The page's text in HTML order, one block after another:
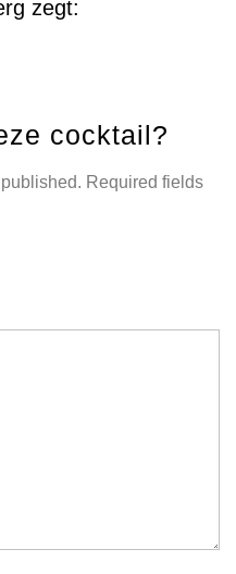
zegt:
cocktail?
Required fields